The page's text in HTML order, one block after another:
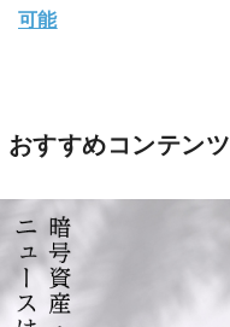
可能
おすすめコンテンツ